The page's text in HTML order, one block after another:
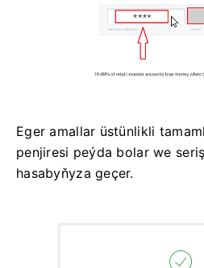
Eger amallar üstünlikli
penjiresi peýda bolar we
hasabyňyza geçer.